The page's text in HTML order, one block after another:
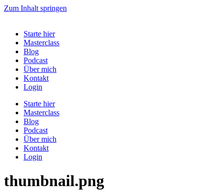
Zum Inhalt springen
Starte hier
Masterclass
Blog
Podcast
Über mich
Kontakt
Login
Starte hier
Masterclass
Blog
Podcast
Über mich
Kontakt
Login
thumbnail.png